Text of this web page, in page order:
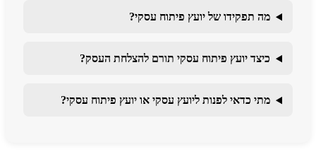
מה תפקידו של יועץ פיתוח עסקי?
כיצד יועץ פיתוח עסקי תורם להצלחת העסק?
מתי כדאי לפנות ליועץ עסקי או יועץ פיתוח עסקי?